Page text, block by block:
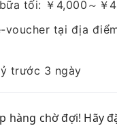
tối: ￥4,000～￥
voucher tại địa
trước 3 ngày
hàng chờ đợi! Hãy